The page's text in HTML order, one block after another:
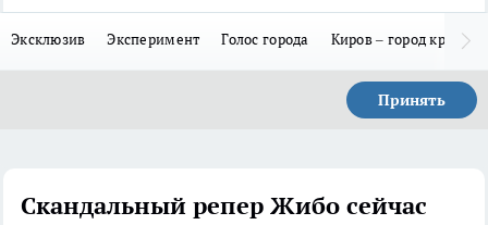
Эксклюзив Эксперимент Голос города Киров – город
Принять
Скандальный репер Жибо сейчас